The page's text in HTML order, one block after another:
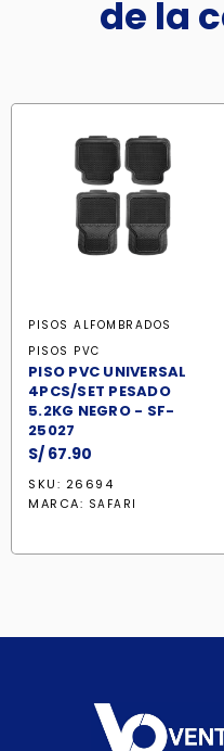
de la
PISOS ALFOMBRADOS
PISOS PVC
PISO PVC UNIVERSAL
4PCS/SET PESADO
5.2KG NEGRO - SF-
25027
S/ 67.90
SKU: 26694
MARCA: SAFARI